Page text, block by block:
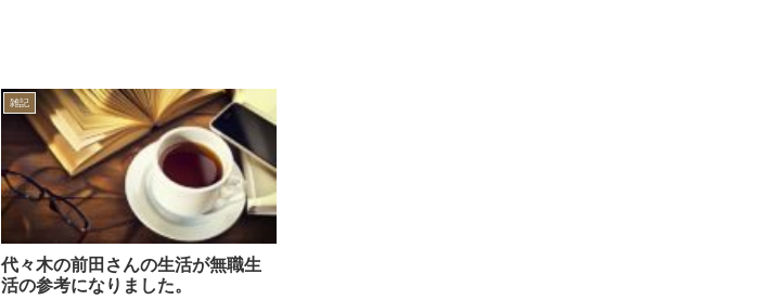
雑記
代々木の前田さんの生活が無職生
活の参考になりました。